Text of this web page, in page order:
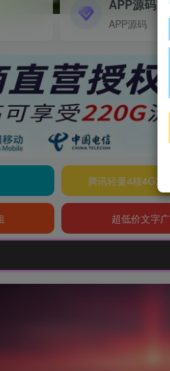
APP源码
APP源码
腾讯轻量4核4G3M
超低价文字